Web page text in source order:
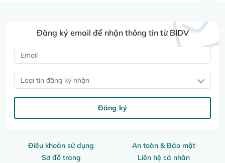
Điều khoản sử dụng
An toàn & Bảo mật
Sơ đồ trang
Liên hệ cá nhân
Đăng ký email để nhận thông tin từ BIDV
Loại tin đăng ký nhận
Đăng ký